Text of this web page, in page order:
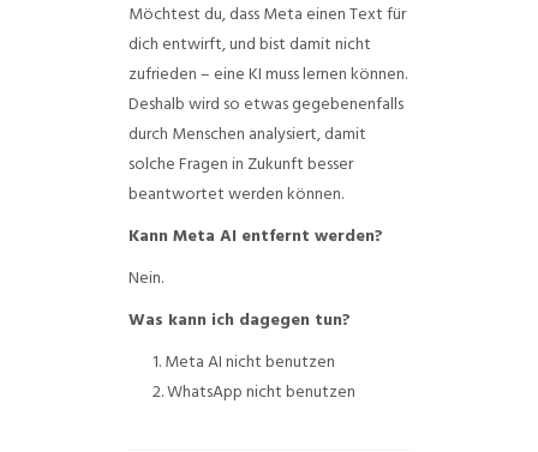
Möchtest du, dass Meta einen Text für
dich entwirft, und bist damit nicht
zufrieden – eine KI muss lernen können.
Deshalb wird so etwas gegebenenfalls
durch Menschen analysiert, damit
solche Fragen in Zukunft besser
beantwortet werden können.
Kann Meta AI entfernt werden?
Nein.
Was kann ich dagegen tun?
Meta AI nicht benutzen
WhatsApp nicht benutzen